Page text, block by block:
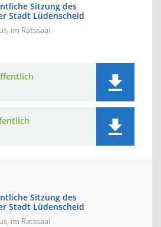
Sitzung des
Stadt Lüdenscheid
im Ratssaal
Sitzung des
Stadt Lüdenscheid
im Ratssaal